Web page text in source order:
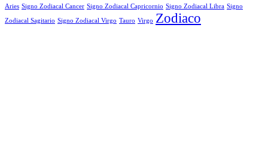
Aries Signo Zodiacal Cancer Signo Zodiacal Capricornio Signo Zodiacal Libra Signo
Zodiacal Sagitario Signo Zodiacal Virgo Tauro Virgo Zodiaco